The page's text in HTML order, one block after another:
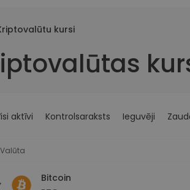
cenas
nekā 300 kriptovalūtu Nesen
Pērciet vairāk nekā 300
kriptovalūtas
iespējas
kursi
aktīvi Kontrolsaraksts Ieguvēji
Valūta
Bitcoin